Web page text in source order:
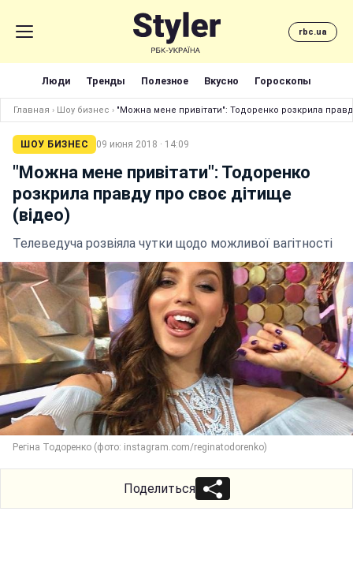
rbc.ua
Люди Тренды Полезное Вкусно Гороскопы
Главная › Шоу бизнес › "Можна мене привітати": Тодоренко розкрила
ШОУ БИЗНЕС 09 июня 2018 · 14:09
"Можна мене привітати": Тодоренко
розкрила правду про своє дітище
(відео)
Телеведуча розвіяла чутки щодо можливої вагітності
Регіна Тодоренко (фото: instagram.com/reginatodorenko)
Поделиться